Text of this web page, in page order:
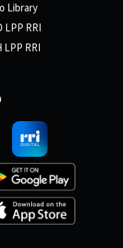
Library
LPP RRI
LPP RRI